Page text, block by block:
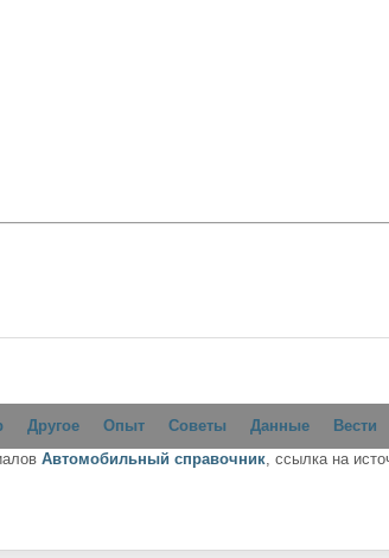
Другое Опыт Советы Данные Вести
Автомобильный справочник, ссылка на